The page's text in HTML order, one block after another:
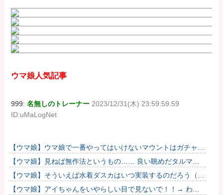
ウマ娘人気記事
999:名無しのトレーナー 2023/12/31(木) 23:59:59.59
ID:uMaLogNet
【ウマ娘】ウマ娘で一番やってはいけないマウントはガチャで
も育成でもグッズでもなく、これ。
【ウマ娘】見ねば無作法というもの…… 良い眺めだタルマ
エ…（殴
【ウマ娘】そういえば水着ダスカはいつ実装するのだろう（ﾃﾞ
ｯｯｯ
【ウマ娘】アイちゃんをいやらしい目で見ないで！！→ わか